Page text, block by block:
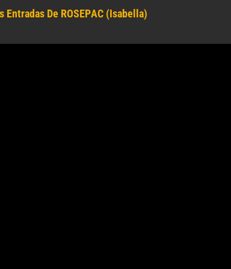
Entradas De ROSEPAC (Isabella)